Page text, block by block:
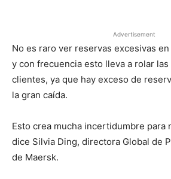
Advertisement
No es raro ver reservas excesivas
y con frecuencia esto lleva a rolar las
clientes, ya que hay exceso de
la gran caída.
Esto crea mucha incertidumbre para
dice Silvia Ding, directora Global de
de Maersk.